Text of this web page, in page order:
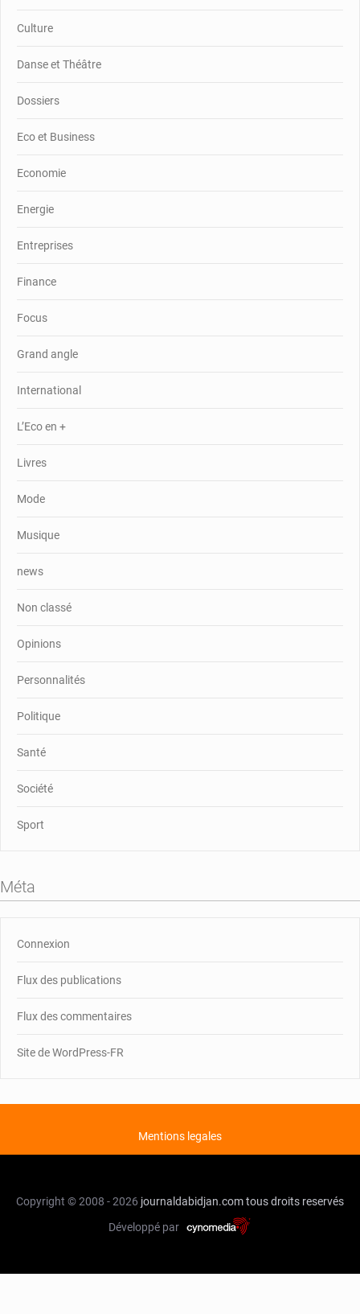
Culture
Danse et Théâtre
Dossiers
Eco et Business
Economie
Energie
Entreprises
Finance
Focus
Grand angle
International
L’Eco en +
Livres
Mode
Musique
news
Non classé
Opinions
Personnalités
Politique
Santé
Société
Sport
Méta
Connexion
Flux des publications
Flux des commentaires
Site de WordPress-FR
Mentions legales
Copyright © 2008 - 2026 journaldabidjan.comtous droits reservés
Développé par